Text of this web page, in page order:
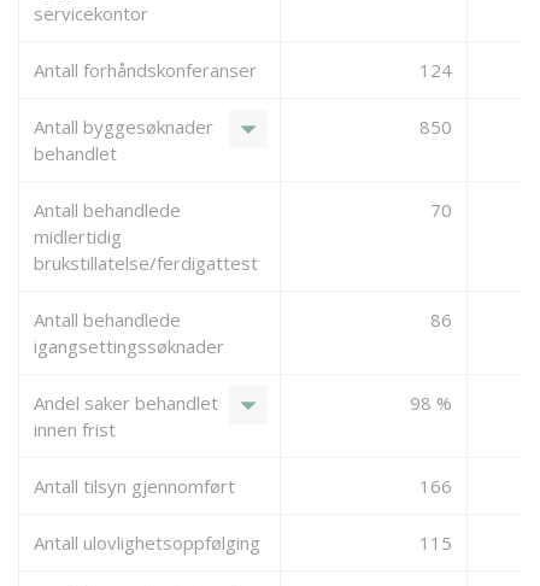
servicekontor
Antall forhåndskonferanser 124
Antall byggesøknader
behandlet
arrow_drop_down 850
Antall behandlede
midlertidig
brukstillatelse/ferdigattest
70
Antall behandlede
igangsettingssøknader
86
Andel saker behandlet
innen frist
arrow_drop_down 98 %
Antall tilsyn gjennomført 166
Antall ulovlighetsoppfølging 115